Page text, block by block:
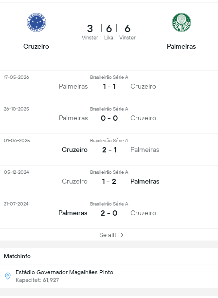
Matchinfo
Estádio Governador Magalhães Pinto
Kapacitet: 61,927
Cruzeiro
3
Vinster
6
Lika
6
Vinster
Palmeiras
Palmeiras
Brasileirão Série A
1 - 1 Cruzeiro
17-05-2026
Palmeiras
Brasileirão Série A
0 - 0 Cruzeiro
26-10-2025
Cruzeiro
Brasileirão Série A
2 - 1 Palmeiras
01-06-2025
Cruzeiro
Brasileirão Série A
1 - 2 Palmeiras
05-12-2024
Palmeiras
Brasileirão Série A
2 - 0 Cruzeiro
21-07-2024
Se allt